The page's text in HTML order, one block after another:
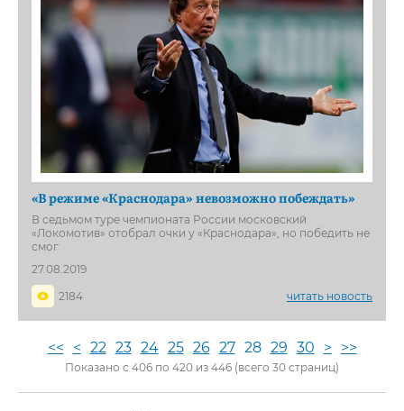
«В режиме «Краснодара» невозможно побеждать»
В седьмом туре чемпионата России московский
«Локомотив» отобрал очки у «Краснодара», но победить не
смог
27.08.2019
2184
читать новость
<< < 22 23 24 25 26 27 28 29 30 > >>
Показано с 406 по 420 из 446 (всего 30 страниц)